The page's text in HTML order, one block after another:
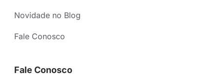
Novidade no Blog
Fale Conosco
Fale Conosco